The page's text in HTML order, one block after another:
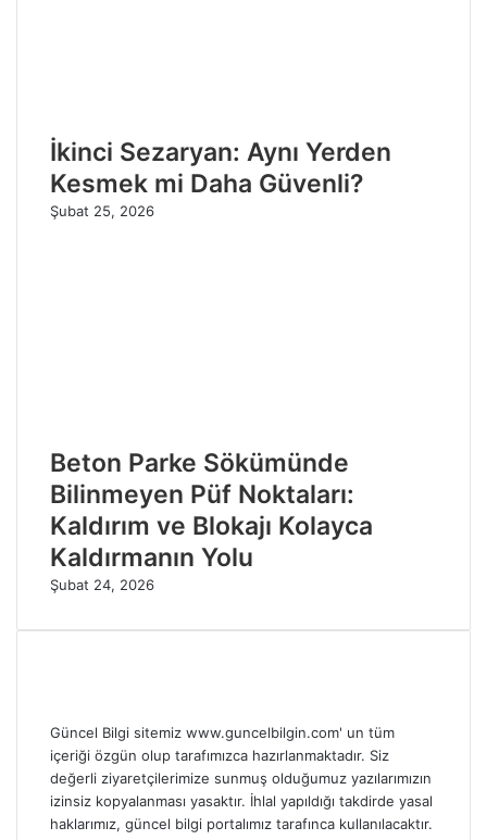
İkinci Sezaryan: Aynı Yerden
Kesmek mi Daha Güvenli?
Şubat 25, 2026
Beton Parke Sökümünde
Bilinmeyen Püf Noktaları:
Kaldırım ve Blokajı Kolayca
Kaldırmanın Yolu
Şubat 24, 2026
Güncel Bilgi sitemiz www.guncelbilgin.com' un tüm
içeriği özgün olup tarafımızca hazırlanmaktadır. Siz
değerli ziyaretçilerimize sunmuş olduğumuz yazılarımızın
izinsiz kopyalanması yasaktır. İhlal yapıldığı takdirde yasal
haklarımız, güncel bilgi portalımız tarafınca kullanılacaktır.